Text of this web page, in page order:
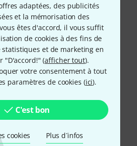
adaptées, des publicités
et la mémorisation des
êtes d'accord, il vous suffit
de cookies à des fins de
et de marketing en
"D'accord!" (afficher tout).
votre consentement à tout
paramètres de cookies (ici).
C'est bon
cookies Plus d´infos
et sécurisée par Virement
Pay,Klarna Payer Maintenant
ou Carte de crédit.
3 ans
ou remboursé